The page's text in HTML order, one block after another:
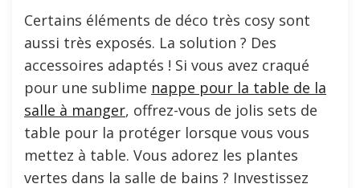
Certains éléments de déco très cosy sont
aussi très exposés. La solution ? Des
accessoires adaptés ! Si vous avez craqué
pour une sublime nappe pour la table de la
salle à manger, offrez-vous de jolis sets de
table pour la protéger lorsque vous vous
mettez à table. Vous adorez les plantes
vertes dans la salle de bains ? Investissez